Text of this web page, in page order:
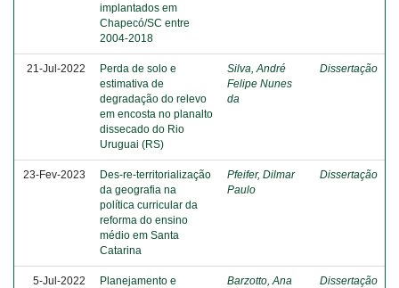
implantados em
Chapecó/SC entre
2004-2018
21-Jul-2022
Perda de solo e
estimativa de
degradação do relevo
em encosta no planalto
dissecado do Rio
Uruguai (RS)
Silva, André
Felipe Nunes
da
Dissertação
23-Fev-2023
Des-re-territorialização
da geografia na
política curricular da
reforma do ensino
médio em Santa
Catarina
Pfeifer, Dilmar
Paulo
Dissertação
5-Jul-2022
Planejamento e
Barzotto, Ana
Dissertação